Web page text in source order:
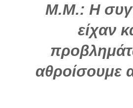
Μ.Μ.: Η
είχαν
αθροίσουμε